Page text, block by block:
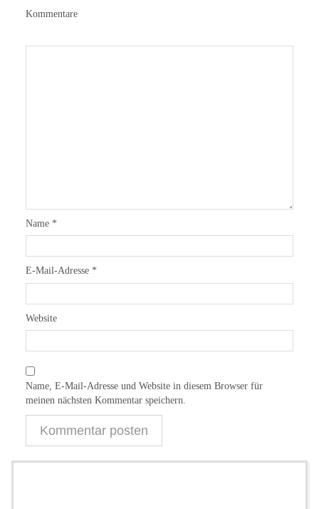
Kommentare
Name *
E-Mail-Adresse *
Website
Name, E-Mail-Adresse und Website in diesem Browser für
meinen nächsten Kommentar speichern.